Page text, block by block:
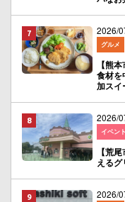
2026/
グルメ
【熊
食材を
加スイ
2026/
イベント
【荒
える
2026/